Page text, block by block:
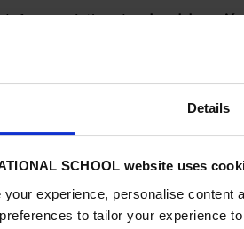
Details
SCHOOL website uses
experience, personalise
to tailor your experience
de forma práctica cómola
un entorno de respeto y apoyo
sino el inicio de un proceso
nuestra galería.